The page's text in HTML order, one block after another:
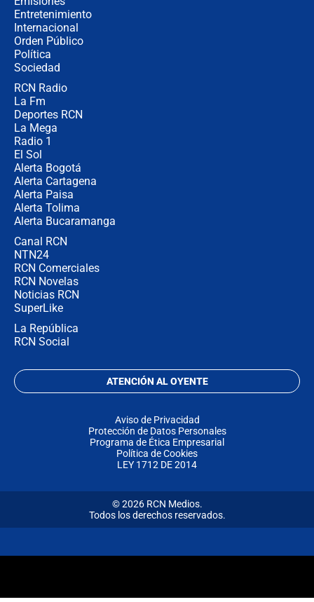
Entretenimiento
Internacional
Orden Público
Política
Sociedad
RCN Radio
La Fm
Deportes RCN
La Mega
Radio 1
El Sol
Alerta Bogotá
Alerta Cartagena
Alerta Paisa
Alerta Tolima
Alerta Bucaramanga
Canal RCN
NTN24
RCN Comerciales
RCN Novelas
Noticias RCN
SuperLike
La República
RCN Social
ATENCIÓN AL OYENTE
Aviso de Privacidad
Protección de Datos Personales
Programa de Ética Empresarial
Política de Cookies
LEY 1712 DE 2014
© 2026 RCN Medios.
Todos los derechos reservados.